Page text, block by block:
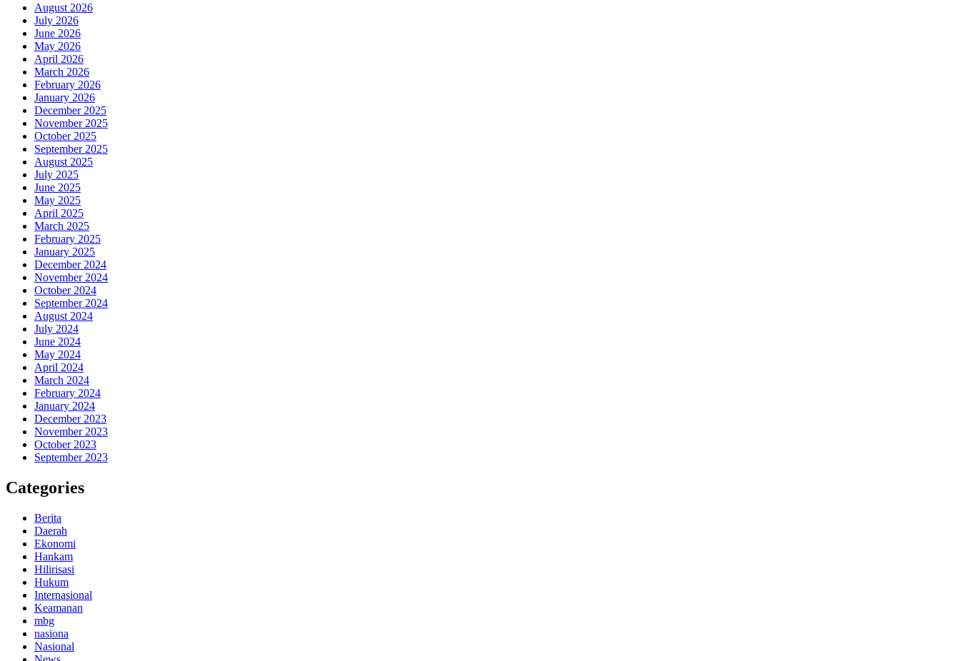
August 2026
July 2026
June 2026
May 2026
April 2026
March 2026
February 2026
January 2026
December 2025
November 2025
October 2025
September 2025
August 2025
July 2025
June 2025
May 2025
April 2025
March 2025
February 2025
January 2025
December 2024
November 2024
October 2024
September 2024
August 2024
July 2024
June 2024
May 2024
April 2024
March 2024
February 2024
January 2024
December 2023
November 2023
October 2023
September 2023
Categories
Berita
Daerah
Ekonomi
Hankam
Hilirisasi
Hukum
Internasional
Keamanan
mbg
nasiona
Nasional